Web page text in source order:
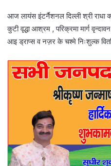
आज लायंस इंटर्नैशनल दिल्ली श्री राधा
कुटी वृद्धा आश्रम , परिक्रमा मार्ग
आइ ड्राप्स व नज़र के चश्मे निःशुल्क